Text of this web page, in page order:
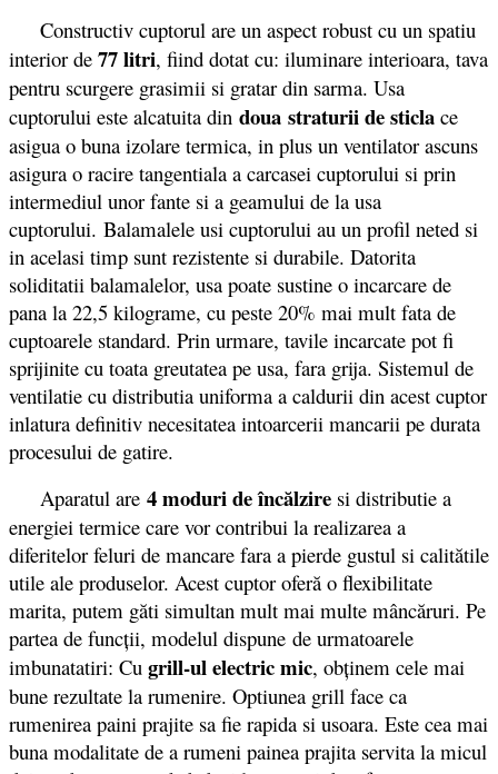
Constructiv cuptorul are un aspect robust cu un spatiu
interior de 77 litri, fiind dotat cu: iluminare interioara, tava
pentru scurgere grasimii si gratar din sarma. Usa
cuptorului este alcatuita din doua straturii de sticla ce
asigua o buna izolare termica, in plus un ventilator ascuns
asigura o racire tangentiala a carcasei cuptorului si prin
intermediul unor fante si a geamului de la usa
cuptorului. Balamalele usi cuptorului au un profil neted si
in acelasi timp sunt rezistente si durabile. Datorita
soliditatii balamalelor, usa poate sustine o incarcare de
pana la 22,5 kilograme, cu peste 20% mai mult fata de
cuptoarele standard. Prin urmare, tavile incarcate pot fi
sprijinite cu toata greutatea pe usa, fara grija. Sistemul de
ventilatie cu distributia uniforma a caldurii din acest cuptor
inlatura definitiv necesitatea intoarcerii mancarii pe durata
procesului de gatire.
Aparatul are 4 moduri de încălzire si distributie a
energiei termice care vor contribui la realizarea a
diferitelor feluri de mancare fara a pierde gustul si calitătile
utile ale produselor. Acest cuptor oferă o flexibilitate
marita, putem găti simultan mult mai multe mâncăruri. Pe
partea de funcții, modelul dispune de urmatoarele
imbunatatiri: Cu grill-ul electric mic, obţinem cele mai
bune rezultate la rumenire. Optiunea grill face ca
rumenirea paini prajite sa fie rapida si usoara. Este cea mai
buna modalitate de a rumeni painea prajita servita la micul